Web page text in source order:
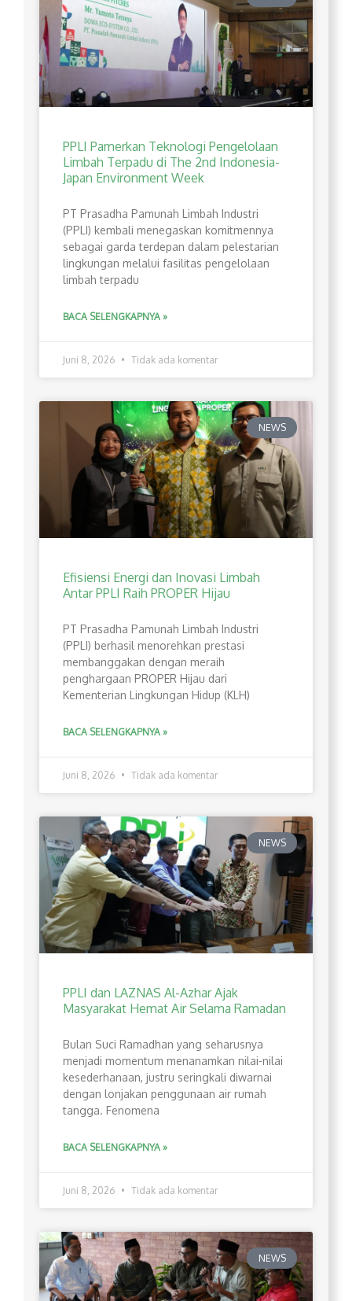
PPLI Pamerkan Teknologi Pengelolaan
Limbah Terpadu di The 2nd Indonesia-
Japan Environment Week
PT Prasadha Pamunah Limbah Industri
(PPLI) kembali menegaskan komitmennya
sebagai garda terdepan dalam pelestarian
lingkungan melalui fasilitas pengelolaan
limbah terpadu
BACA SELENGKAPNYA »
Juni 8, 2026 Tidak ada komentar
NEWS
Efisiensi Energi dan Inovasi Limbah
Antar PPLI Raih PROPER Hijau
PT Prasadha Pamunah Limbah Industri
(PPLI) berhasil menorehkan prestasi
membanggakan dengan meraih
penghargaan PROPER Hijau dari
Kementerian Lingkungan Hidup (KLH)
BACA SELENGKAPNYA »
Juni 8, 2026 Tidak ada komentar
NEWS
PPLI dan LAZNAS Al-Azhar Ajak
Masyarakat Hemat Air Selama Ramadan
Bulan Suci Ramadhan yang seharusnya
menjadi momentum menanamkan nilai-nilai
kesederhanaan, justru seringkali diwarnai
dengan lonjakan penggunaan air rumah
tangga. Fenomena
BACA SELENGKAPNYA »
Juni 8, 2026 Tidak ada komentar
NEWS